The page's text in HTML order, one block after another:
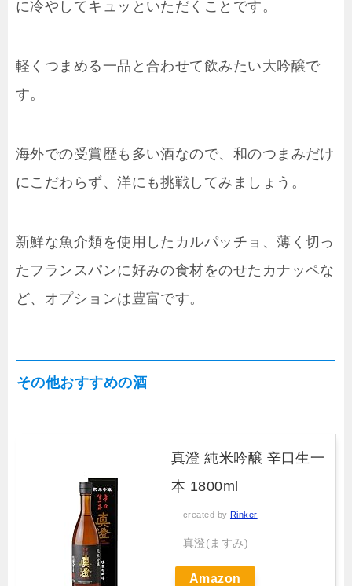
に冷やしてキュッといただくことです。
軽くつまめる一品と合わせて飲みたい大吟醸で
す。
海外での受賞歴も多い酒なので、和のつまみだけ
にこだわらず、洋にも挑戦してみましょう。
新鮮な魚介類を使用したカルパッチョ、薄く切っ
たフランスパンに好みの食材をのせたカナッペな
ど、オプションは豊富です。
その他おすすめの酒
真澄 純米吟醸 辛口生一
本 1800ml
created by Rinker
真澄(ますみ)
Amazon